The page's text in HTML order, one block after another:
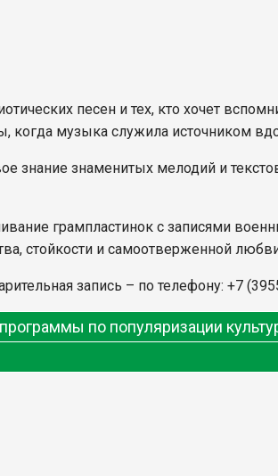
песен и тех, кто хочет
когда музыка служила источником
знание знаменитых мелодий и
грампластинок с записями
стойкости и самоотверженной
запись – по телефону: +7
по популяризации